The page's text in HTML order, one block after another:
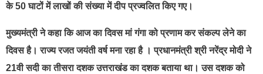
के 50 घाटों में लाखों की संख्या में दीप प्रज्वलित किए गए।
मुख्यमंत्री ने कहा कि आज का दिवस मां गंगा को प्रणाम कर संकल्प लेने का
दिवस है। राज्य रजत जयंती वर्ष मना रहा है । प्रधानमंत्री श्री नरेंद्र मोदी ने
21वी सदी का तीसरा दशक उत्तराखंड का दशक बताया था। उस दशक को